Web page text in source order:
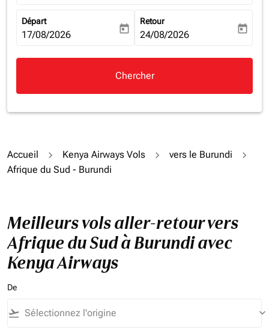
Départ
fc-booking-departure-date-aria-label
17/08/2026 today
Retour
fc-booking-return-date-aria-
24/08/2026 today
Chercher
Accueil Kenya Airways Vols
vers le Burundi
Afrique du Sud - Burundi
Meilleurs vols aller-retour vers
Afrique du Sud à Burundi avec
Kenya Airways
De
flight_takeoff keyboard_arrow_down